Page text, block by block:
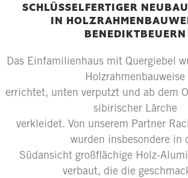
SCHLÜSSELFERTIGER
IN
BENEDIKTBEUERN
Das Einfamilienhaus mit Quergiebel
Holzrahmenbauweise
errichtet, unten verputzt und ab dem
sibirischer Lärche
verkleidet. Von unserem Partner
wurden insbesondere in
Südansicht großflächige Holz-
verbaut, die die